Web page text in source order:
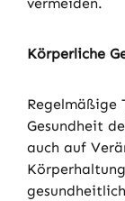
Körperliche
Regelmäßige
Gesundheit
auch auf